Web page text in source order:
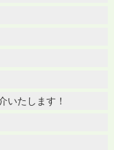
たします！